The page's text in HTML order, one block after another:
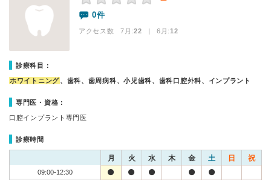
0件
アクセス数 7月:22 | 6月:12
診療科目：
ホワイトニング、歯科、歯周病科、小児歯科、歯科口腔外科、インプラント
専門医・資格：
口腔インプラント専門医
診療時間
月 火 水 木 金 土 日 祝
09:00-12:30